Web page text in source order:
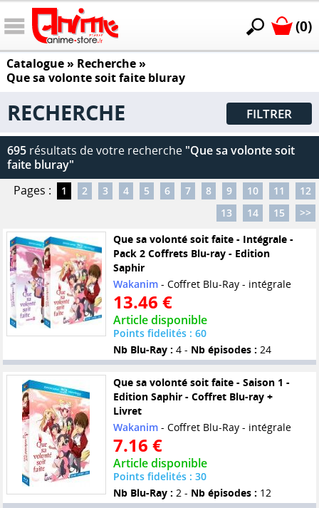
(0)
Catalogue» Recherche »
Que sa volonte soit faite bluray
RECHERCHE FILTRER
695 résultats de votre recherche "Que sa volonte soit
faite bluray"
Pages :
1 2 3 4 5 6 7 8 9 10 11
12
13
14 15
>>
Que sa volonté soit faite - Intégrale -
Pack 2 Coffrets Blu-ray - Edition
Saphir
Wakanim- Coffret Blu-Ray - intégrale
13.46 €
Article disponible
Points fidelités : 60
Nb Blu-Ray : 4 - Nb épisodes : 24
Que sa volonté soit faite - Saison 1 -
Edition Saphir - Coffret Blu-ray +
Livret
Wakanim- Coffret Blu-Ray - intégrale
7.16 €
Article disponible
Points fidelités : 30
Nb Blu-Ray : 2 - Nb épisodes : 12